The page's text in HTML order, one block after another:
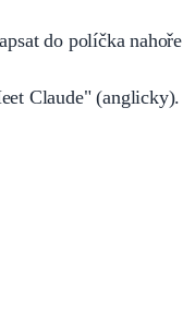
do políčka
Claude"